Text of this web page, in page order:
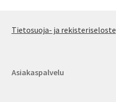
Tietosuoja- ja rekisteriseloste
Asiakaspalvelu